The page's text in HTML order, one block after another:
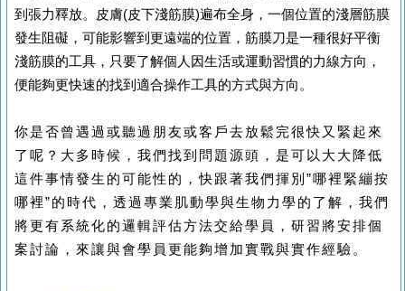
到張力釋放。皮膚(皮下淺筋膜)遍布全身，一個位置的淺層筋膜
發生阻礙，可能影響到更遠端的位置，筋膜刀是一種很好平衡
淺筋膜的工具，只要了解個人因生活或運動習慣的力線方向，
便能夠更快速的找到適合操作工具的方式與方向。
你是否曾遇過或聽過朋友或客戶去放鬆完很快又緊起來
了呢？大多時候，我們找到問題源頭，是可以大大降低
這件事情發生的可能性的，快跟著我們揮別”哪裡緊繃按
哪裡”的時代，透過專業肌動學與生物力學的了解，我們
將更有系統化的邏輯評估方法交給學員，研習將安排個
案討論，來讓與會學員更能夠增加實戰與實作經驗。